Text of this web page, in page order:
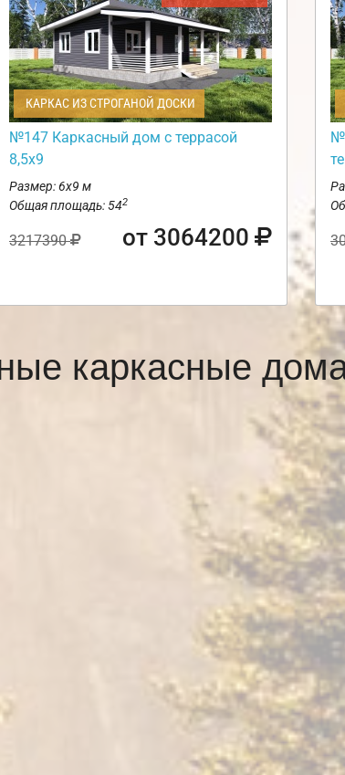
КАРКАС ИЗ СТРОГАНОЙ ДОСКИ
№147 Каркасный дом с террасой
8,5х9
Размер: 6х9 м
Общая площадь: 542
3217390 от 3064200
каркасные